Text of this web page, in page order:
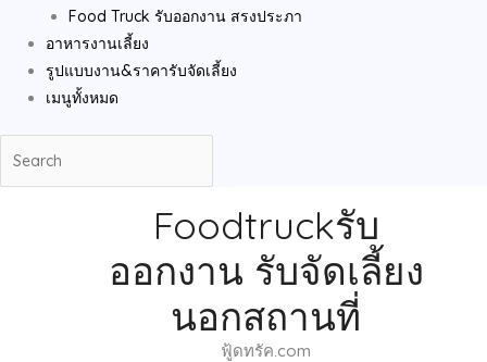
Food Truck รับออกงาน สรงประภา
อาหารงานเลี้ยง
รูปแบบงาน&ราคารับจัดเลี้ยง
เมนูทั้งหมด
Foodtruckรับ
ออกงาน รับจัดเลี้ยง
นอกสถานที่
ฟู้ดทรัค.com